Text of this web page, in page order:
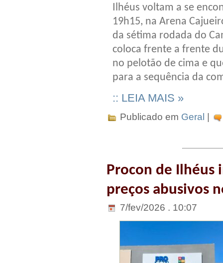
Ilhéus voltam a se
19h15, na Arena
da sétima rodada do
coloca frente a frente
no pelotão de cima e
para a sequência da
:: LEIA MAIS »
Publicado em Geral
Procon de Ilhéus
preços abusivos
7/fev/2026 . 10:07